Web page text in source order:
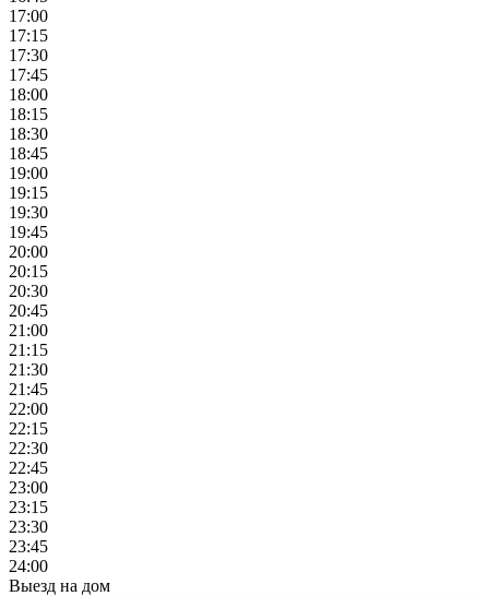
17:00
17:15
17:30
17:45
18:00
18:15
18:30
18:45
19:00
19:15
19:30
19:45
20:00
20:15
20:30
20:45
21:00
21:15
21:30
21:45
22:00
22:15
22:30
22:45
23:00
23:15
23:30
23:45
24:00
Выезд на дом